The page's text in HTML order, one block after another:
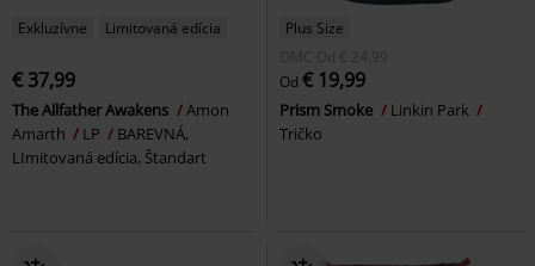
Exkluzívne Limitovaná edícia
€ 37,99
The Allfather Awakens
Amon
Amarth
LP
BAREVNÁ,
LImitovaná edícia, Štandart
Plus Size
OMC Od € 24,99
Od € 19,99
Prism Smoke
Linkin Park
Tričko